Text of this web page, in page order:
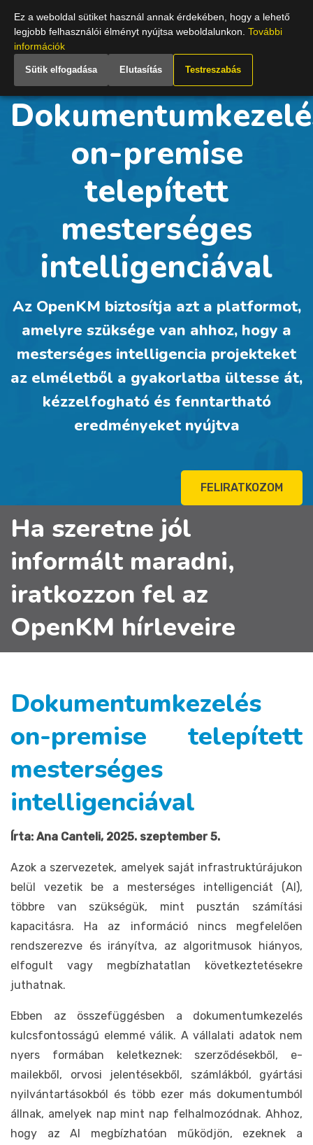
Hungary
on-premise
telepített
mesterséges
intelligenciával
Az OpenKM biztosítja azt a platformot,
amelyre szüksége van ahhoz, hogy a
mesterséges intelligencia projekteket
az elméletből a gyakorlatba ültesse át,
kézzelfogható és fenntartható
eredményeket nyújtva
FELIRATKOZOM
Ha szeretne jól
informált maradni,
iratkozzon fel az
OpenKM hírleveire
Dokumentumkezelés
on-premise telepített
mesterséges
intelligenciával
Írta: Ana Canteli, 2025. szeptember 5.
Azok a szervezetek, amelyek saját infrastruktúrájukon
belül vezetik be a mesterséges intelligenciát (AI),
többre van szükségük, mint pusztán számítási
kapacitásra. Ha az információ nincs megfelelően
rendszerezve és irányítva, az algoritmusok hiányos,
elfogult vagy megbízhatatlan következtetésekre
juthatnak.
Ebben az összefüggésben a dokumentumkezelés
kulcsfontosságú elemmé válik. A vállalati adatok nem
nyers formában keletkeznek: szerződésekből, e-
mailekből, orvosi jelentésekből, számlákból, gyártási
nyilvántartásokból és több ezer más dokumentumból
állnak, amelyek nap mint nap felhalmozódnak. Ahhoz,
hogy az AI megbízhatóan működjön, ezeknek a
Ez a weboldal sütiket használ annak érdekében, hogy a lehető
legjobb felhasználói élményt nyújtsa weboldalunkon. További
információk
Sütik elfogadása Elutasítás Testreszabás